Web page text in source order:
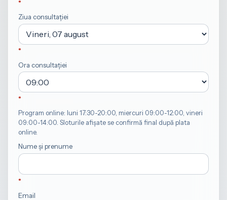
Ziua consultației
Ora consultației
Program online: luni 17:30-20:00, miercuri 09:00-12:00, vineri
09:00-14:00. Sloturile afișate se confirmă final după plata
online.
Nume și prenume
Email